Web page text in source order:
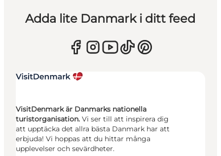
Adda lite Danmark i ditt feed
VisitDenmark är Danmarks nationella
turistorganisation. Vi ser till att inspirera dig
att upptäcka det allra bästa Danmark har att
erbjuda! Vi hoppas att du hittar många
upplevelser och sevärdheter.